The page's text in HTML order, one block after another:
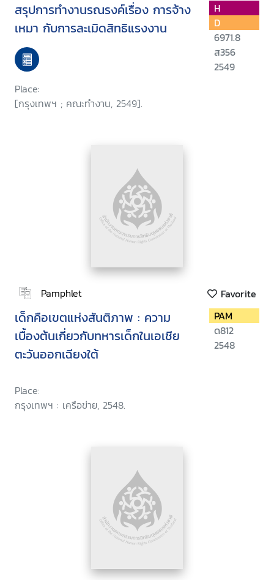
สรุปการทำงานรณรงค์เรื่อง การจ้าง
เหมา กับการละเมิดสิทธิแรงงาน
Place:
[กรุงเทพฯ ; คณะทำงาน, 2549].
H
D
6971.8
ส356
2549
Pamphlet Favorite
เด็กคือเขตแห่งสันติภาพ : ความ
เบื้องต้นเกี่ยวกับทหารเด็กในเอเชีย
ตะวันออกเฉียงใต้
Place:
กรุงเทพฯ : เครือข่าย, 2548.
PAM
ด812
2548